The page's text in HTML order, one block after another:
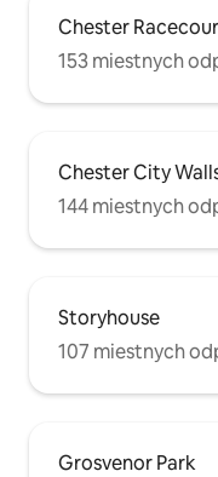
Chester
153 miestnych
Chester City
144 miestnych
Storyhouse
107 miestnych
Grosvenor Park